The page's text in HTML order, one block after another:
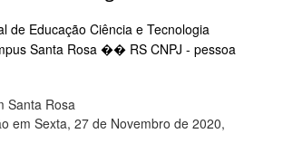
de Educação Ciência e Tecnologia
Santa Rosa �� RS CNPJ - pessoa
Santa Rosa
em Sexta, 27 de Novembro de 2020,